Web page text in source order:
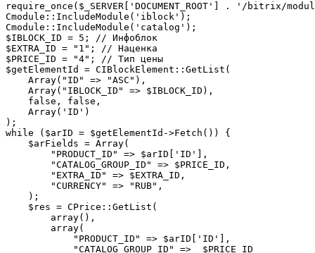
require_once($_SERVER['DOCUMENT_ROOT'] . '/bitrix/
Cmodule::IncludeModule('iblock');
Cmodule::IncludeModule('catalog');
$IBLOCK_ID = 5; // Инфоблок
$EXTRA_ID = "1"; // Наценка
$PRICE_ID = "4"; // Тип цены
$getElementId = CIBlockElement::GetList(
    Array("ID" => "ASC"),
    Array("IBLOCK_ID" => $IBLOCK_ID),
    false, false,
    Array('ID')
);
while ($arID = $getElementId->Fetch()) {
    $arFields = Array(
        "PRODUCT_ID" => $arID['ID'],
        "CATALOG_GROUP_ID" => $PRICE_ID,
        "EXTRA_ID" => $EXTRA_ID,
        "CURRENCY" => "RUB",
    );
    $res = CPrice::GetList(
        array(),
        array(
            "PRODUCT_ID" => $arID['ID'],
            "CATALOG_GROUP_ID" =>  $PRICE_ID